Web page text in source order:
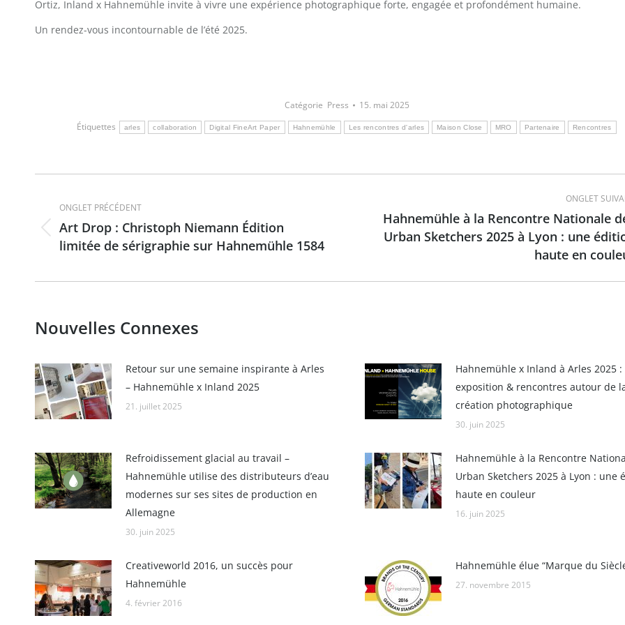
Ortiz, Inland x Hahnemühle invite à vivre une expérience photographique forte, engagée et profondément humaine.
Un rendez-vous incontournable de l’été 2025.
Catégorie Press
15. mai 2025
Étiquettes
arles collaboration Digital FineArt Paper Hahnemühle Les rencontres d'arles Maison Close MRO Partenaire Rencontres
de
commentaire
ONGLET PRÉCÉDENT
Onglet
précédent
Art Drop : Christoph Niemann Édition
limitée de sérigraphie sur Hahnemühle 1584
ONGLET
Onglet
Hahnemühle à la Rencontre Nationale
Urban Sketchers 2025 à Lyon : une
haute en
Nouvelles Connexes
Retour sur une semaine inspirante à Arles
– Hahnemühle x Inland 2025
21. juillet 2025
Hahnemühle x Inland à Arles 2025 :
exposition & rencontres autour de
création photographique
30. juin 2025
Refroidissement glacial au travail –
Hahnemühle utilise des distributeurs d’eau
modernes sur ses sites de production en
Allemagne
30. juin 2025
Hahnemühle à la Rencontre
Urban Sketchers 2025 à Lyon : une
haute en couleur
16. juin 2025
Creativeworld 2016, un succès pour
Hahnemühle
4. février 2016
Hahnemühle élue “Marque du
27. novembre 2015